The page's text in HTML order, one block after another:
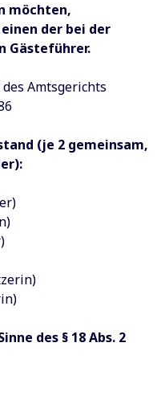
möchten,
der bei der
Gästeführer.
Amtsgerichts
(je 2 gemeinsam,
des § 18 Abs. 2